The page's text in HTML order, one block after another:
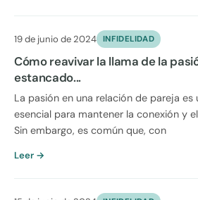
19 de junio de 2024 INFIDELIDAD
Cómo reavivar la llama de la
estancado...
La pasión en una relación de pareja es
esencial para mantener la conexión y
Sin embargo, es común que, con
Leer →